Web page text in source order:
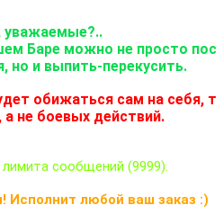
уважаемые?..
Баре можно не просто пос
но и выпить-перекусить.
обижаться сам на себя, т
не боевых действий.
сообщений (9999).
Исполнит любой ваш заказ :)